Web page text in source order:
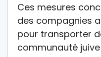
Ces mesures
des compagnies
pour transporter
communauté